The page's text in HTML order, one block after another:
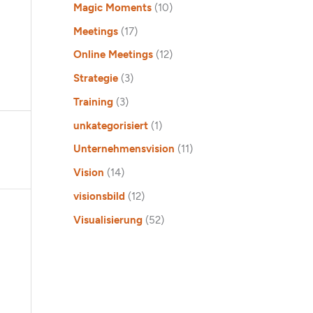
Magic Moments(10)
Meetings(17)
Online Meetings(12)
Strategie(3)
Training(3)
unkategorisiert(1)
Unternehmensvision (11)
Vision (14)
visionsbild (12)
Visualisierung(52)